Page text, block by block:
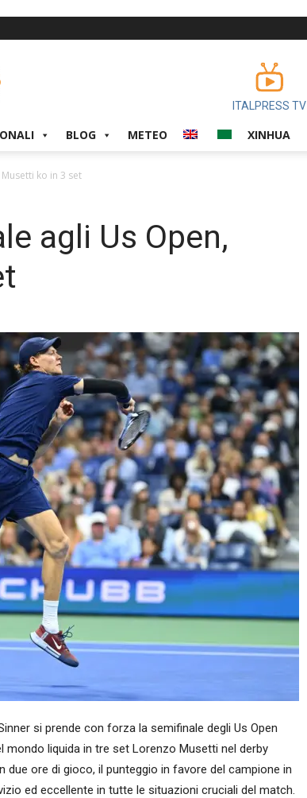
ITALPRESS TV
BLOG METEO XINHUA
ko in 3 set
agli Us Open,
si prende con forza la semifinale degli Us Open
mondo liquida in tre set Lorenzo Musetti nel derby
due ore di gioco, il punteggio in favore del campione in
ed eccellente in tutte le situazioni cruciali del match.